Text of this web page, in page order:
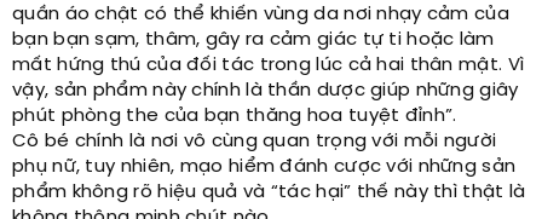
quần áo chật có thể khiến vùng da nơi nhạy cảm của
bạn bạn sạm, thâm, gây ra cảm giác tự ti hoặc làm
mất hứng thú của đối tác trong lúc cả hai thân mật. Vì
vậy, sản phẩm này chính là thần dược giúp những giây
phút phòng the của bạn thăng hoa tuyệt đỉnh”.
Cô bé chính là nơi vô cùng quan trọng với mỗi người
phụ nữ, tuy nhiên, mạo hiểm đánh cược với những sản
phẩm không rõ hiệu quả và “tác hại” thế này thì thật là